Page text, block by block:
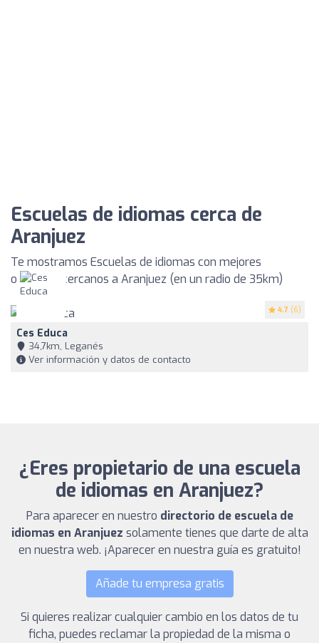
Escuelas de idiomas cerca de
Aranjuez
Te mostramos Escuelas de idiomas con mejores
opiniones cercanos a Aranjuez (en un radio de 35km)
4.7 (6)
Ces Educa
34,7km, Leganés
Ver información y datos de contacto
¿Eres propietario de una escuela
de idiomas en Aranjuez?
Para aparecer en nuestro directorio de escuela de
idiomas en Aranjuez solamente tienes que darte de alta
en nuestra web. ¡Aparecer en nuestra guía es gratuito!
Añade tu empresa gratis
Si quieres realizar cualquier cambio en los datos de tu
ficha, puedes reclamar la propiedad de la misma o